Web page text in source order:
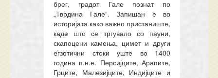
брег, градот Гале познат по
„Тврдина Гале“. Запишан е во
историјата како важно пристаниште,
каде што се тргувало со пауни,
скапоцени камења, цимет и други
егзотични стоки уште во 1400
година п.н.е. Персијците, Арапите,
Грците, Малезијците, Индијците и